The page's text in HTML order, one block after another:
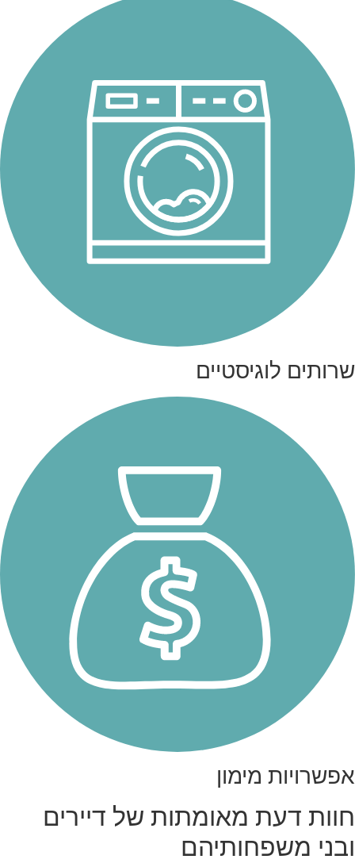
שרותים לוגיסטיים
אפשרויות מימון
חוות דעת מאומתות של דיירים
ובני משפחותיהם